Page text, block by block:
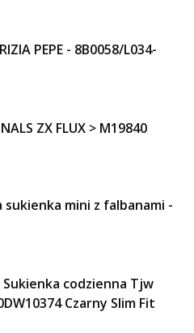
PEPE - 8B0058/L034-
ZX FLUX > M19840
sukienka mini z falbanami -
Sukienka codzienna Tjw
Czarny Slim Fit